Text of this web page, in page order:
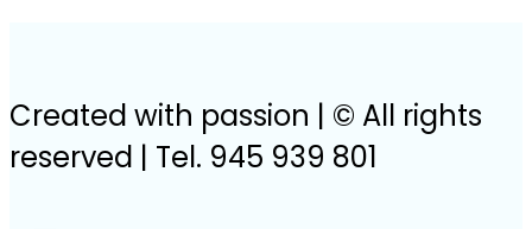
Created with passion | © All rights
reserved | Tel. 945 939 801